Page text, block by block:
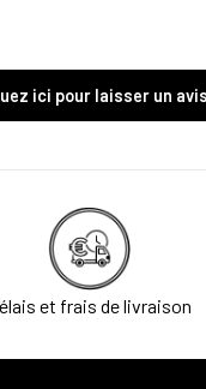
ici pour laisser un avis
et frais de livraison